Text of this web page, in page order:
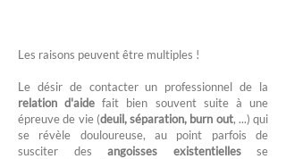
Les raisons peuvent être multiples !
Le désir de contacter un professionnel de la
relation d'aide fait bien souvent suite à une
épreuve de vie (deuil, séparation, burn out, ...) qui
se révèle douloureuse, au point parfois de
susciter des angoisses existentiellesse